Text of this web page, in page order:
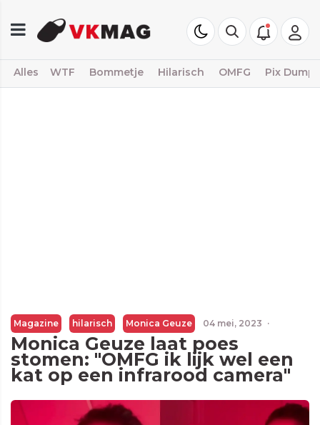
Alles WTF Bommetje Hilarisch OMFG Pix Dump
Magazine hilarisch Monica Geuze 04 mei, 2023 ·
Monica Geuze laat poes
stomen: "OMFG ik lijk wel een
kat op een infrarood camera"